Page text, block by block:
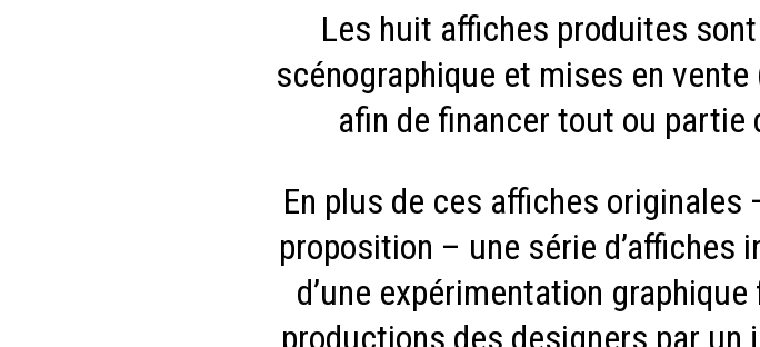
Les huit affiches produites
scénographique et mises en
afin de financer tout ou
En plus de ces affiches
proposition – une série
d’une expérimentation
productions des designers par